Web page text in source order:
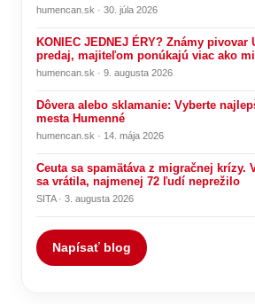
humencan.sk · 30. júla 2026
KONIEC JEDNEJ ÉRY? Známy pivovar
predaj, majiteľom ponúkajú viac ako
humencan.sk · 9. augusta 2026
Dôvera alebo sklamanie: Vyberte
mesta Humenné
humencan.sk · 14. mája 2026
Ceuta sa spamätáva z migračnej krízy.
sa vrátila, najmenej 72 ľudí neprežilo
SITA · 3. augusta 2026
Napísať blog